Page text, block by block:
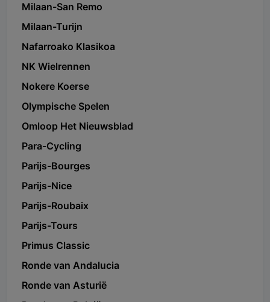
Milaan-San Remo
Milaan-Turijn
Nafarroako Klasikoa
NK Wielrennen
Nokere Koerse
Olympische Spelen
Omloop Het Nieuwsblad
Para-Cycling
Parijs-Bourges
Parijs-Nice
Parijs-Roubaix
Parijs-Tours
Primus Classic
Ronde van Andalucia
Ronde van Asturië